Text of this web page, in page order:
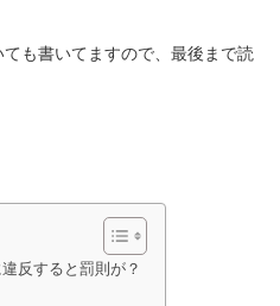
も書いてますので、最後まで読
反すると罰則が？